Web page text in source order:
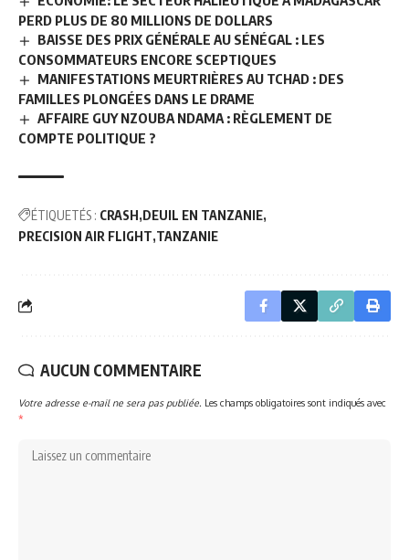
PERD PLUS DE 80 MILLIONS DE DOLLARS
BAISSE DES PRIX GÉNÉRALE AU SÉNÉGAL : LES
CONSOMMATEURS ENCORE SCEPTIQUES
MANIFESTATIONS MEURTRIÈRES AU TCHAD : DES
FAMILLES PLONGÉES DANS LE DRAME
AFFAIRE GUY NZOUBA NDAMA : RÈGLEMENT DE
COMPTE POLITIQUE ?
ÉTIQUETÉS : CRASH DEUIL EN TANZANIE
PRECISION AIR FLIGHT TANZANIE
AUCUN COMMENTAIRE
Votre adresse e-mail ne sera pas publiée. Les champs obligatoires sont indiqués avec
*